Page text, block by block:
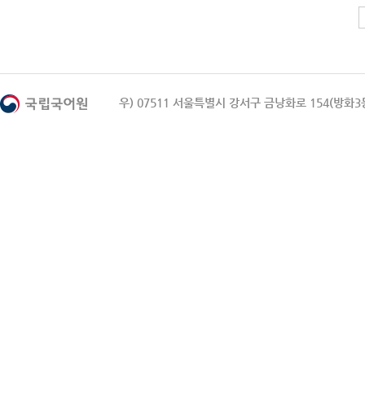
우) 07511 서울특별시 강서구 금낭화로 154(방화3